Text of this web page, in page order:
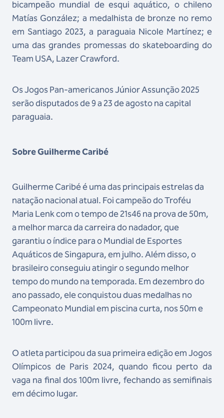
bicampeão mundial de esqui aquático, o chileno
Matías González; a medalhista de bronze no remo
em Santiago 2023, a paraguaia Nicole Martínez; e
uma das grandes promessas do skateboarding do
Team USA, Lazer Crawford.
Os Jogos Pan-americanos Júnior Assunção 2025
serão disputados de 9 a 23 de agosto na capital
paraguaia.
Sobre Guilherme Caribé
Guilherme Caribé é uma das principais estrelas da
natação nacional atual. Foi campeão do Troféu
Maria Lenk com o tempo de 21s46 na prova de 50m,
a melhor marca da carreira do nadador, que
garantiu o índice para o Mundial de Esportes
Aquáticos de Singapura, em julho. Além disso, o
brasileiro conseguiu atingir o segundo melhor
tempo do mundo na temporada. Em dezembro do
ano passado, ele conquistou duas medalhas no
Campeonato Mundial em piscina curta, nos 50m e
100m livre.
O atleta participou da sua primeira edição em Jogos
Olímpicos de Paris 2024, quando ficou perto da
vaga na final dos 100m livre, fechando as semifinais
em décimo lugar.